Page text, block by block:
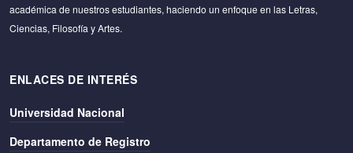
académica de nuestros estudiantes, haciendo un enfoque en las Letras,
Ciencias, Filosofía y Artes.
ENLACES DE INTERÉS
Universidad Nacional
Departamento de Registro